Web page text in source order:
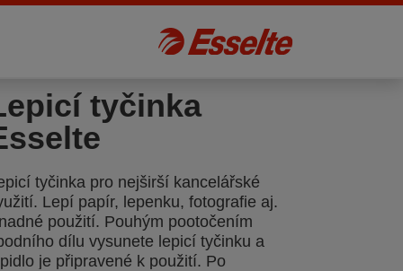
tyčinka
tyčinka pro nejširší kancelářské
Lepí papír, lepenku, fotografie aj.
použití. Pouhým pootočením
dílu vysunete lepicí tyčinku a
je připravené k použití. Po